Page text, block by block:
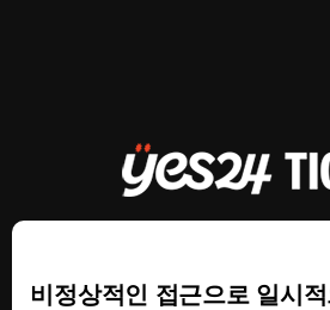
비정상적인 접근으로 일시